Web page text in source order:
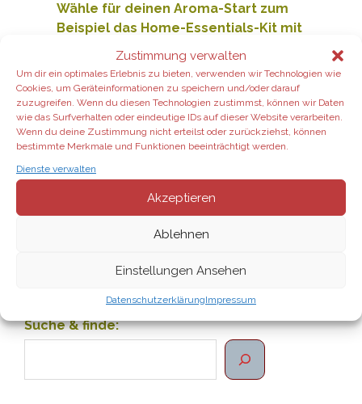
Zustimmung verwalten
Um dir ein optimales Erlebnis zu bieten, verwenden wir Technologien wie
Cookies, um Geräteinformationen zu speichern und/oder darauf
zuzugreifen. Wenn du diesen Technologien zustimmst, können wir Daten
wie das Surfverhalten oder eindeutige IDs auf dieser Website verarbeiten.
Wenn du deine Zustimmung nicht erteilst oder zurückziehst, können
bestimmte Merkmale und Funktionen beeinträchtigt werden.
Dienste verwalten
Akzeptieren
Ablehnen
Einstellungen Ansehen
DatenschutzerklärungImpressum
Wähle für deinen Aroma-Start zum
Beispiel das Home-Essentials-Kit mit
den wichtigsten ätherischen Ölen
inkl. Diffuser, und füge weitere
einzelne Produkte in meinem
dōTERRA-Shop hinzu.Gerne berate ich
dich dabei.
Aktuelle Angebote:
BOGO im Juli 2026:
Suche & finde: